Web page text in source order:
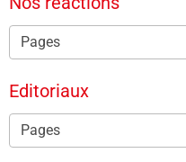
Editoriaux